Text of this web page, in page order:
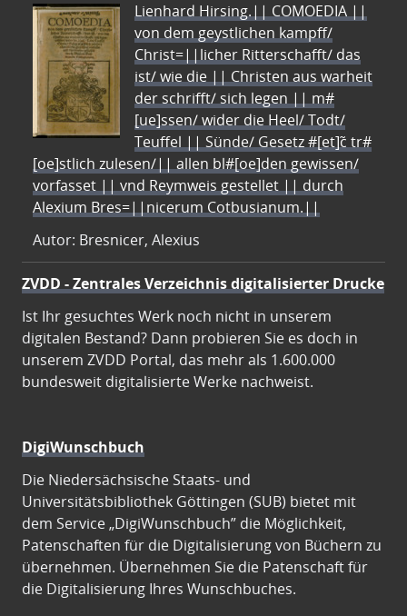
Lienhard Hirsing.|| COMOEDIA ||
von dem geystlichen kampff/
Christ=||licher Ritterschafft/ das
ist/ wie die || Christen aus warheit
der schrifft/ sich legen || m#
[ue]ssen/ wider die Heel/ Todt/
Teuffel || Sünde/ Gesetz #[et]c̃ tr#
[oe]stlich zulesen/|| allen bl#[oe]den gewissen/
vorfasset || vnd Reymweis gestellet || durch
Alexium Bres=||nicerum Cotbusianum.||
Autor: Bresnicer, Alexius
ZVDD - Zentrales Verzeichnis digitalisierter Drucke
Ist Ihr gesuchtes Werk noch nicht in unserem
digitalen Bestand? Dann probieren Sie es doch in
unserem ZVDD Portal, das mehr als 1.600.000
bundesweit digitalisierte Werke nachweist.
DigiWunschbuch
Die Niedersächsische Staats- und
Universitätsbibliothek Göttingen (SUB) bietet mit
dem Service „DigiWunschbuch” die Möglichkeit,
Patenschaften für die Digitalisierung von Büchern zu
übernehmen. Übernehmen Sie die Patenschaft für
die Digitalisierung Ihres Wunschbuches.